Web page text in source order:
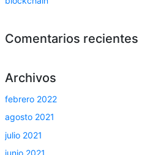
Comentarios recientes
Archivos
febrero 2022
agosto 2021
julio 2021
junio 2021